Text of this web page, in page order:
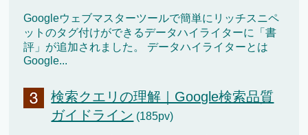
Googleウェブマスターツールで簡単にリッチスニペ
ットのタグ付けができるデータハイライターに「書
評」が追加されました。 データハイライターとは
Google...
検索クエリの理解｜Google検索品質
ガイドライン (185pv)